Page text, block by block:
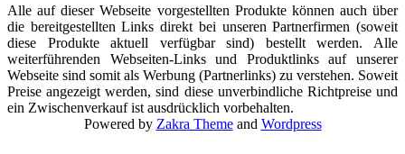
Alle auf dieser Webseite vorgestellten Produkte können auch über
die bereitgestellten Links direkt bei unseren Partnerfirmen (soweit
diese Produkte aktuell verfügbar sind) bestellt werden. Alle
weiterführenden Webseiten-Links und Produktlinks auf unserer
Webseite sind somit als Werbung (Partnerlinks) zu verstehen. Soweit
Preise angezeigt werden, sind diese unverbindliche Richtpreise und
ein Zwischenverkauf ist ausdrücklich vorbehalten.
Powered by Zakra Themeand Wordpress